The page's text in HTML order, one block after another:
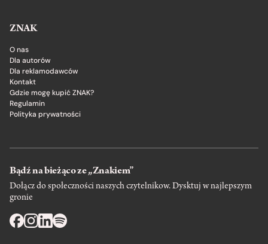
ZNAK
O nas
Dla autorów
Dla reklamodawców
Kontakt
Gdzie mogę kupić ZNAK?
Regulamin
Polityka prywatności
Bądź na bieżąco ze „Znakiem”
Dołącz do społeczności naszych czytelnikow. Dysktuj w najlepszym
gronie